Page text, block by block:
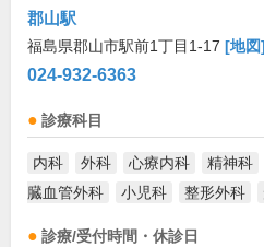
郡山駅
福島県郡山市駅前1丁目1-17 [地図]
024-932-6363
診療科目
内科 外科 心療内科 精神科
臓血管外科
小児科 整形外科
診療/受付時間・休診日